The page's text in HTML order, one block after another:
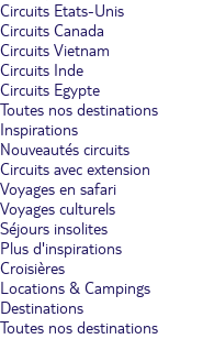
Circuits Etats-Unis
Circuits Canada
Circuits Vietnam
Circuits Inde
Circuits Egypte
Toutes nos destinations
Inspirations
Nouveautés circuits
Circuits avec extension
Voyages en safari
Voyages culturels
Séjours insolites
Plus d'inspirations
Croisières
Locations & Campings
Destinations
Toutes nos destinations